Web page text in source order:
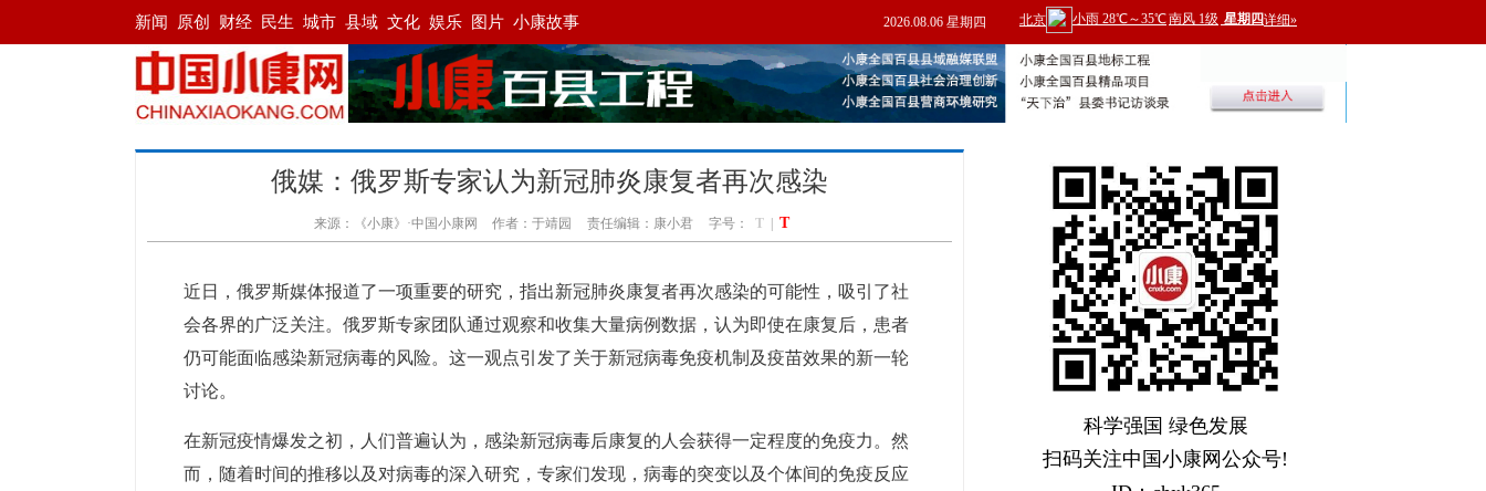
俄媒：俄罗斯专家认为新冠肺炎康复者再次感染
来源：《小康》·中国小康网 作者：于靖园 责任编辑：康小君 字号： T T
近日，俄罗斯媒体报道了一项重要的研究，指出新冠肺炎康复者再次感染的可能性，吸引了社
会各界的广泛关注。俄罗斯专家团队通过观察和收集大量病例数据，认为即使在康复后，患者
仍可能面临感染新冠病毒的风险。这一观点引发了关于新冠病毒免疫机制及疫苗效果的新一轮
讨论。
在新冠疫情爆发之初，人们普遍认为，感染新冠病毒后康复的人会获得一定程度的免疫力。然
而，随着时间的推移以及对病毒的深入研究，专家们发现，病毒的突变以及个体间的免疫反应
科学强国 绿色发展
扫码关注中国小康网公众号!